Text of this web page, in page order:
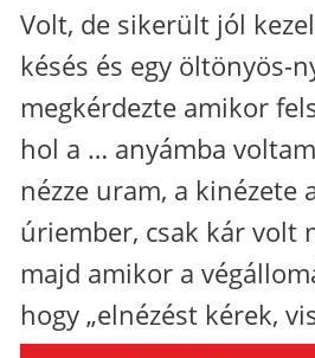
Volt, de sikerült jól
késés és egy öltönyös-
megkérdezte amikor
hol a … anyámba
nézze uram, a
úriember, csak kár volt
majd amikor a
hogy „elnézést kérek,